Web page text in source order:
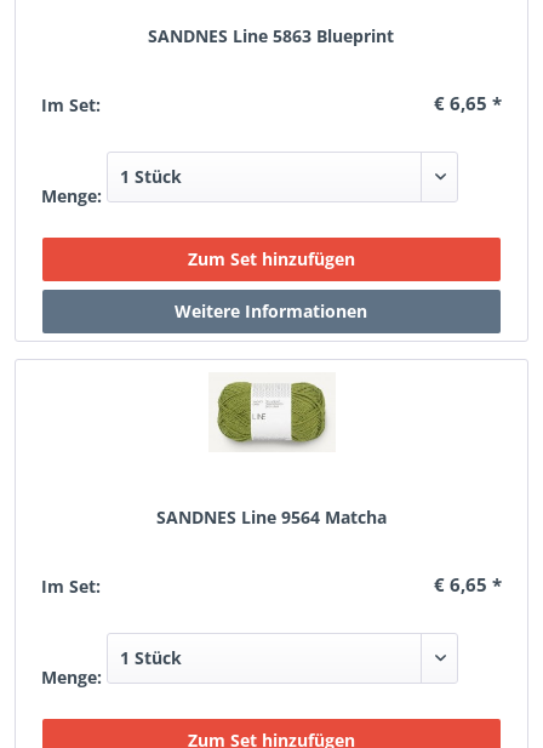
SANDNES Line 5863 Blueprint
Im Set: € 6,65 *
Menge:
SANDNES Line 9564 Matcha
Im Set: € 6,65 *
Menge: